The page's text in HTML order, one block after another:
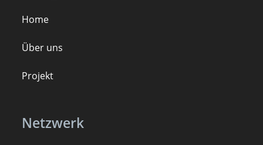
Home
Über uns
Projekt
Netzwerk